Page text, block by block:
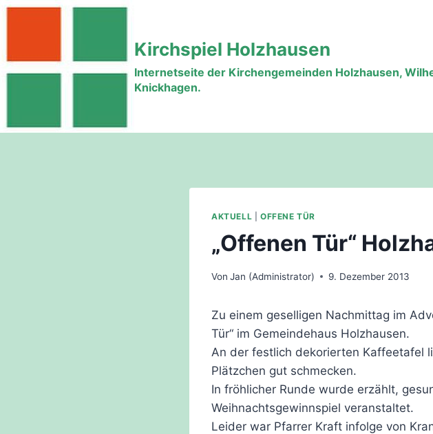
Zum
Kirchspiel Holzhausen
Internetseite der Kirchengemeinden Holzhausen,
Knickhagen.
AKTUELL OFFENE TÜR
„Offenen Tür“
Von Jan (Administrator) 9. Dezember 2013
Zu einem geselligen Nachmittag im
Tür“ im Gemeindehaus Holzhausen.
An der festlich dekorierten Kaffeetafel
Plätzchen gut schmecken.
In fröhlicher Runde wurde erzählt,
Weihnachtsgewinnspiel veranstaltet.
Leider war Pfarrer Kraft infolge von